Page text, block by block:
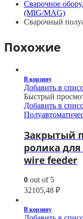
Сварочное
(MIG/MAG)
Сварочный
Похожие
В корзину
Добавить в
Быстрый
Добавить в
Закрытый
ролика для
wire feeder
0 out of 5
32105,48 ₽
В корзину